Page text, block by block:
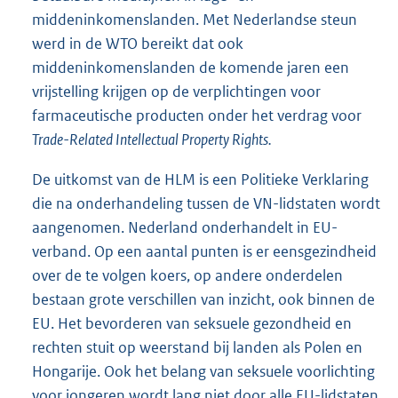
middeninkomenslanden. Met Nederlandse steun
werd in de WTO bereikt dat ook
middeninkomenslanden de komende jaren een
vrijstelling krijgen op de verplichtingen voor
farmaceutische producten onder het verdrag voor
Trade-Related Intellectual Property Rights.
De uitkomst van de HLM is een Politieke Verklaring
die na onderhandeling tussen de VN-lidstaten wordt
aangenomen. Nederland onderhandelt in EU-
verband. Op een aantal punten is er eensgezindheid
over de te volgen koers, op andere onderdelen
bestaan grote verschillen van inzicht, ook binnen de
EU. Het bevorderen van seksuele gezondheid en
rechten stuit op weerstand bij landen als Polen en
Hongarije. Ook het belang van seksuele voorlichting